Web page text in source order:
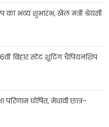
का भव्य शुभारंभ, खेल मंत्री श्रेयसी
बिहार स्टेट शूटिंग चैंपियनशिप
परिणाम घोषित, मेधावी छात्र-